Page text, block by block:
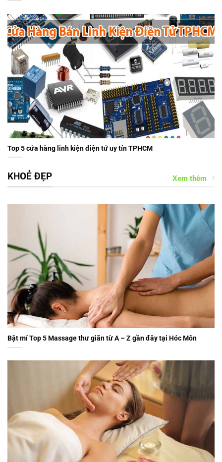
Top 5 cửa hàng linh kiện điện tử uy tín TPHCM
KHOẺ ĐẸP Xem thêm
Bật mí Top 5 Massage thư giãn từ A – Z gần đây tại Hóc Môn